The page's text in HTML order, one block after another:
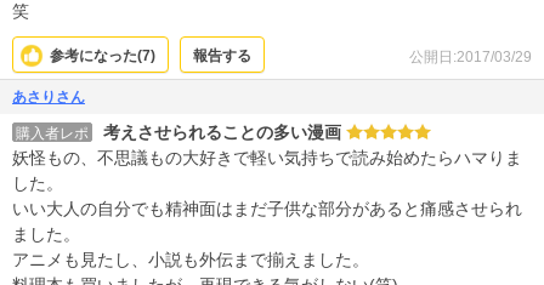
笑
公開日:2017/03/29
参考になった(7) 報告する
あさりさん
購入者レポ
考えさせられることの多い漫画
妖怪もの、不思議もの大好きで軽い気持ちで読み始めたらハマりま
した。
いい大人の自分でも精神面はまだ子供な部分があると痛感させられ
ました。
アニメも見たし、小説も外伝まで揃えました。